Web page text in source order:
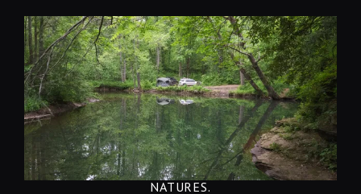
NATURES.